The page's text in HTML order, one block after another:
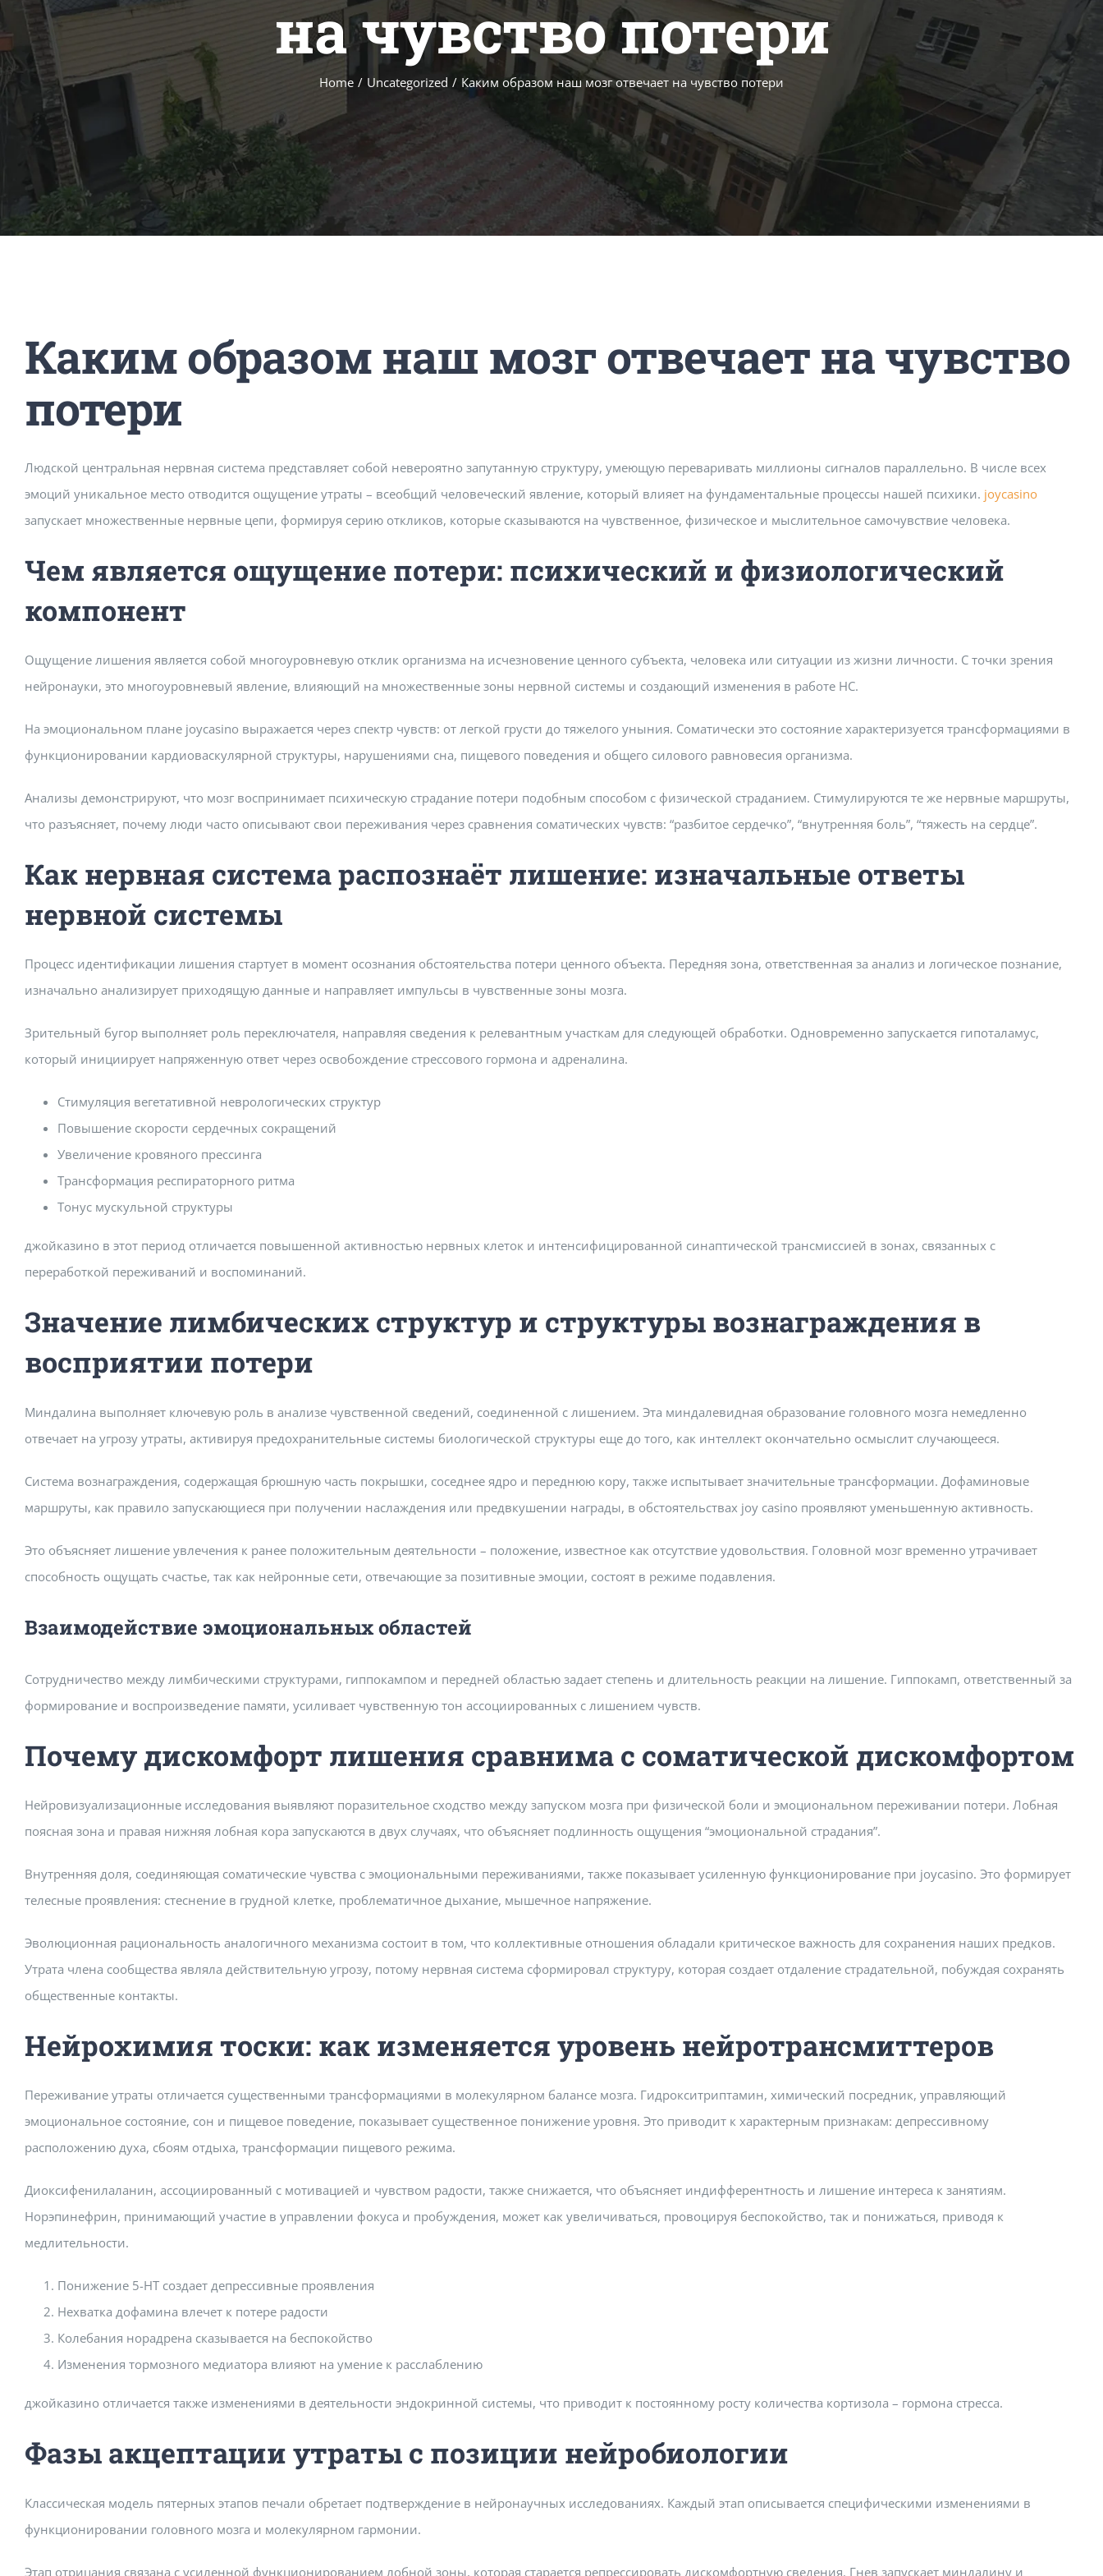
на чувство потери
Home / Uncategorized / Каким образом наш мозг отвечает на чувство потери
Каким образом наш мозг отвечает на чувство
потери
Людской центральная нервная система представляет собой невероятно запутанную структуру, умеющую переваривать миллионы сигналов параллельно. В числе всех
эмоций уникальное место отводится ощущение утраты – всеобщий человеческий явление, который влияет на фундаментальные процессы нашей психики. joycasino
запускает множественные нервные цепи, формируя серию откликов, которые сказываются на чувственное, физическое и мыслительное самочувствие человека.
Чем является ощущение потери: психический и физиологический
компонент
Ощущение лишения является собой многоуровневую отклик организма на исчезновение ценного субъекта, человека или ситуации из жизни личности. С точки зрения
нейронауки, это многоуровневый явление, влияющий на множественные зоны нервной системы и создающий изменения в работе НС.
На эмоциональном плане joycasino выражается через спектр чувств: от легкой грусти до тяжелого уныния. Соматически это состояние характеризуется трансформациями в
функционировании кардиоваскулярной структуры, нарушениями сна, пищевого поведения и общего силового равновесия организма.
Анализы демонстрируют, что мозг воспринимает психическую страдание потери подобным способом с физической страданием. Стимулируются те же нервные маршруты,
что разъясняет, почему люди часто описывают свои переживания через сравнения соматических чувств: “разбитое сердечко”, “внутренняя боль”, “тяжесть на сердце”.
Как нервная система распознаёт лишение: изначальные ответы
нервной системы
Процесс идентификации лишения стартует в момент осознания обстоятельства потери ценного объекта. Передняя зона, ответственная за анализ и логическое познание,
изначально анализирует приходящую данные и направляет импульсы в чувственные зоны мозга.
Зрительный бугор выполняет роль переключателя, направляя сведения к релевантным участкам для следующей обработки. Одновременно запускается гипоталамус,
который инициирует напряженную ответ через освобождение стрессового гормона и адреналина.
Стимуляция вегетативной неврологических структур
Повышение скорости сердечных сокращений
Увеличение кровяного прессинга
Трансформация респираторного ритма
Тонус мускульной структуры
джойказино в этот период отличается повышенной активностью нервных клеток и интенсифицированной синаптической трансмиссией в зонах, связанных с
переработкой переживаний и воспоминаний.
Значение лимбических структур и структуры вознаграждения в
восприятии потери
Миндалина выполняет ключевую роль в анализе чувственной сведений, соединенной с лишением. Эта миндалевидная образование головного мозга немедленно
отвечает на угрозу утраты, активируя предохранительные системы биологической структуры еще до того, как интеллект окончательно осмыслит случающееся.
Система вознаграждения, содержащая брюшную часть покрышки, соседнее ядро и переднюю кору, также испытывает значительные трансформации. Дофаминовые
маршруты, как правило запускающиеся при получении наслаждения или предвкушении награды, в обстоятельствах joy casino проявляют уменьшенную активность.
Это объясняет лишение увлечения к ранее положительным деятельности – положение, известное как отсутствие удовольствия. Головной мозг временно утрачивает
способность ощущать счастье, так как нейронные сети, отвечающие за позитивные эмоции, состоят в режиме подавления.
Взаимодействие эмоциональных областей
Сотрудничество между лимбическими структурами, гиппокампом и передней областью задает степень и длительность реакции на лишение. Гиппокамп, ответственный за
формирование и воспроизведение памяти, усиливает чувственную тон ассоциированных с лишением чувств.
Почему дискомфорт лишения сравнима с соматической дискомфортом
Нейровизуализационные исследования выявляют поразительное сходство между запуском мозга при физической боли и эмоциональном переживании потери. Лобная
поясная зона и правая нижняя лобная кора запускаются в двух случаях, что объясняет подлинность ощущения “эмоциональной страдания”.
Внутренняя доля, соединяющая соматические чувства с эмоциональными переживаниями, также показывает усиленную функционирование при joycasino. Это формирует
телесные проявления: стеснение в грудной клетке, проблематичное дыхание, мышечное напряжение.
Эволюционная рациональность аналогичного механизма состоит в том, что коллективные отношения обладали критическое важность для сохранения наших предков.
Утрата члена сообщества являла действительную угрозу, потому нервная система сформировал структуру, которая создает отдаление страдательной, побуждая сохранять
общественные контакты.
Нейрохимия тоски: как изменяется уровень нейротрансмиттеров
Переживание утраты отличается существенными трансформациями в молекулярном балансе мозга. Гидрокситриптамин, химический посредник, управляющий
эмоциональное состояние, сон и пищевое поведение, показывает существенное понижение уровня. Это приводит к характерным признакам: депрессивному
расположению духа, сбоям отдыха, трансформации пищевого режима.
Диоксифенилаланин, ассоциированный с мотивацией и чувством радости, также снижается, что объясняет индифферентность и лишение интереса к занятиям.
Норэпинефрин, принимающий участие в управлении фокуса и пробуждения, может как увеличиваться, провоцируя беспокойство, так и понижаться, приводя к
медлительности.
Понижение 5-НТ создает депрессивные проявления
Нехватка дофамина влечет к потере радости
Колебания норадрена сказывается на беспокойство
Изменения тормозного медиатора влияют на умение к расслаблению
джойказино отличается также изменениями в деятельности эндокринной системы, что приводит к постоянному росту количества кортизола – гормона стресса.
Фазы акцептации утраты с позиции нейробиологии
Классическая модель пятерных этапов печали обретает подтверждение в нейронаучных исследованиях. Каждый этап описывается специфическими изменениями в
функционировании головного мозга и молекулярном гармонии.
Этап отрицания связана с усиленной функционированием лобной зоны, которая старается репрессировать дискомфортную сведения. Гнев запускает миндалину и